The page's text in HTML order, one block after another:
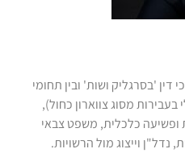
'בסרגליק ושות' ובין תחומי
בעבירות מסוג צווארון כחול),
ופשיעה כלכלית, משפט צבאי
וייצוג מול הרשויות.